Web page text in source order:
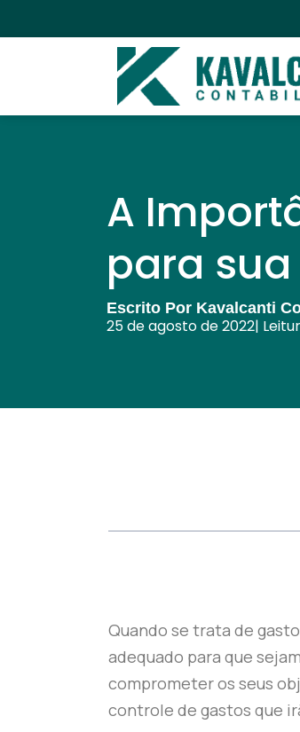
A
para
Escrito Por Kavalcanti
25 de agosto de 2022|
Quando se trata de
adequado para que
comprometer os seus
controle de gastos que